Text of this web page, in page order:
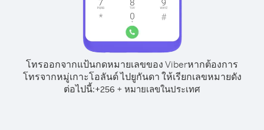
โทรออกจากแป้นกดหมายเลขของ Viberหากต้องการ
โทรจากหมู่เกาะโอลันด์ ไปยูกันดา ให้เรียกเลขหมายดัง
ต่อไปนี้:+256 + หมายเลขในประเทศ